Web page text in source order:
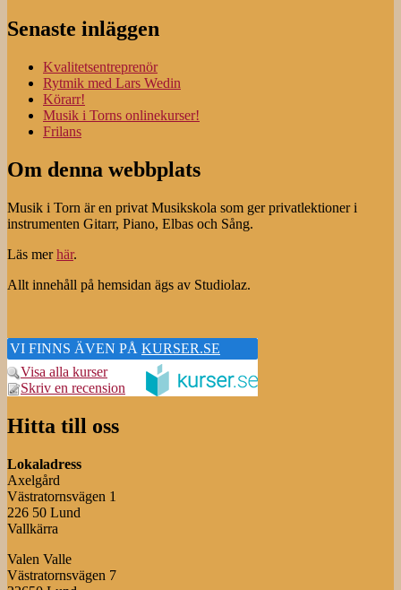
Senaste inläggen
Kvalitetsentreprenör
Rytmik med Lars Wedin
Körarr!
Musik i Torns onlinekurser!
Frilans
Om denna webbplats
Musik i Torn är en privat Musikskola som ger privatlektioner i
instrumenten Gitarr, Piano, Elbas och Sång.
Läs merhär.
Allt innehåll på hemsidan ägs av Studiolaz.
VI FINNS ÄVEN PÅ KURSER.SE
Visa alla kurser
Skriv en recension
Hitta till oss
Lokaladress
Axelgård
Västratornsvägen 1
226 50 Lund
Vallkärra
Valen Valle
Västratornsvägen 7